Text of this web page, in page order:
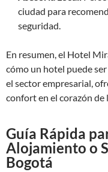
ciudad para
seguridad.
En resumen, el Hotel
cómo un hotel puede
el sector empresarial,
confort en el corazón de
Guía Rápida
Alojamiento o
Bogotá